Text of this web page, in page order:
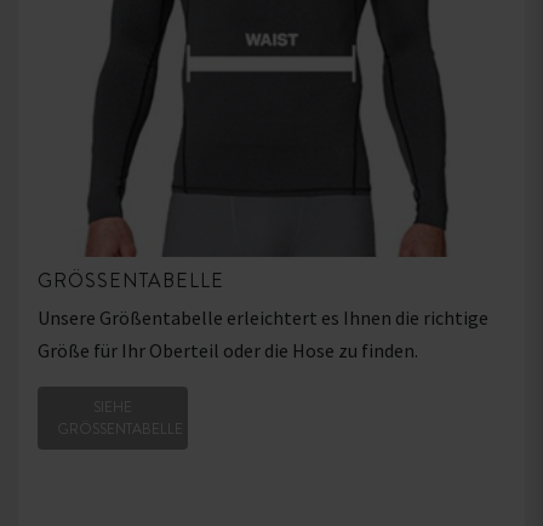
GRÖSSENTABELLE
Unsere Größentabelle erleichtert es Ihnen die richtige
Größe für Ihr Oberteil oder die Hose zu finden.
GRÖSSENTABELLE